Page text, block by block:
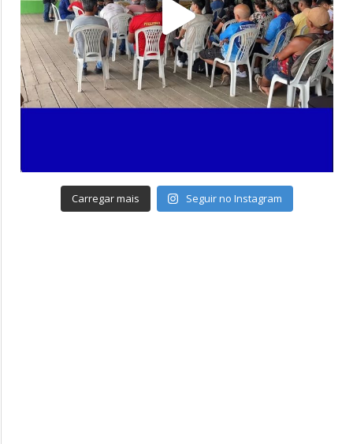
Carregar mais Seguir no Instagram